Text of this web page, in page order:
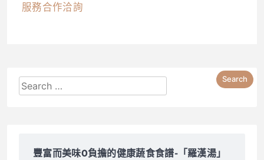
服務合作洽詢
豐富而美味0負擔的健康蔬食食譜-「羅漢湯」